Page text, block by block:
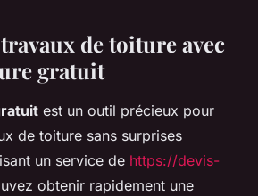
de toiture avec
gratuit
est un outil précieux pour
de toiture sans surprises
un service de https://devis-
obtenir rapidement une